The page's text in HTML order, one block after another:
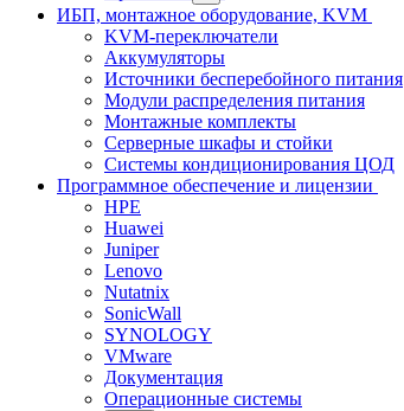
ИБП, монтажное оборудование, KVM
KVM-переключатели
Аккумуляторы
Источники бесперебойного питания
Модули распределения питания
Монтажные комплекты
Серверные шкафы и стойки
Системы кондиционирования ЦОД
Программное обеспечение и лицензии
HPE
Huawei
Juniper
Lenovo
Nutatnix
SonicWall
SYNOLOGY
VMware
Документация
Операционные системы